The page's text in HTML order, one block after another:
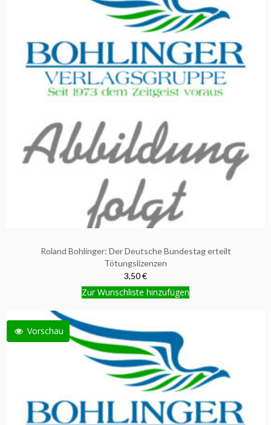
Roland Bohlinger: Der Deutsche Bundestag erteilt
Tötungslizenzen
3,50 €
Zur Wunschliste hinzufügen
Vorschau